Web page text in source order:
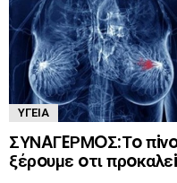
ΥΓΕΊΑ
ΣΥΝAΓEΡΜOΣ:Τo
ξέρoυμε oτι